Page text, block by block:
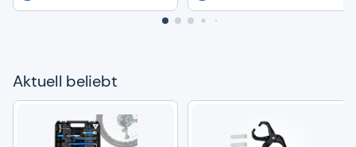
Aktu­ell beliebt